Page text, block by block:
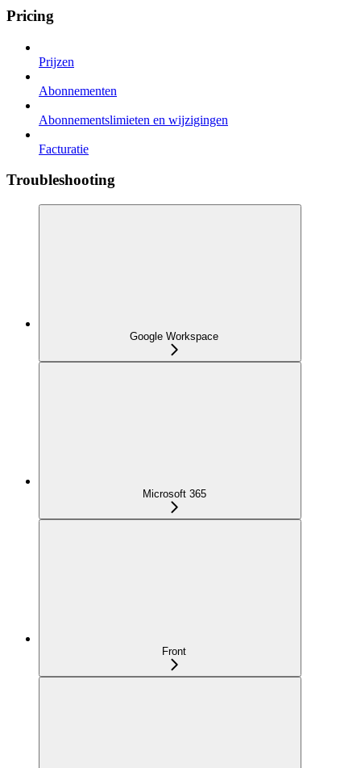
Pricing
Prijzen
Abonnementen
Abonnementslimieten en wijzigingen
Facturatie
Troubleshooting
Google Workspace
Microsoft 365
Front